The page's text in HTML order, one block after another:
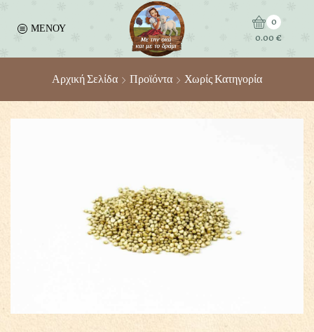
ΜΕΝΟΥ
0
0.00€
Αρχική Σελίδα Προϊόντα Χωρίς Κατηγορία